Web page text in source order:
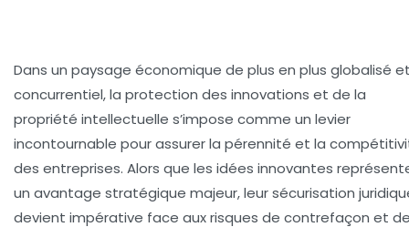
Dans un paysage économique de plus en plus globalisé
concurrentiel, la protection des innovations et de la
propriété intellectuelle s’impose comme un levier
incontournable pour assurer la pérennité et la
des entreprises. Alors que les idées innovantes
un avantage stratégique majeur, leur sécurisation
devient impérative face aux risques de contrefaçon et